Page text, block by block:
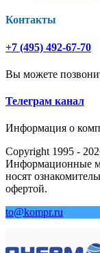
Контакты
+7 (495) 492-67-70
Вы можете
Телеграм канал
Информация о
Copyright 1995 -
Информационные
носят
офертой.
to@kompr.ru